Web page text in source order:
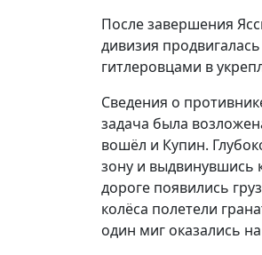
После завершения
дивизия
гитлеровцами в
Сведения о
задача была
вошёл и Купин.
зону и выдвинувшись
дороге появились
колёса полетели
один миг оказались